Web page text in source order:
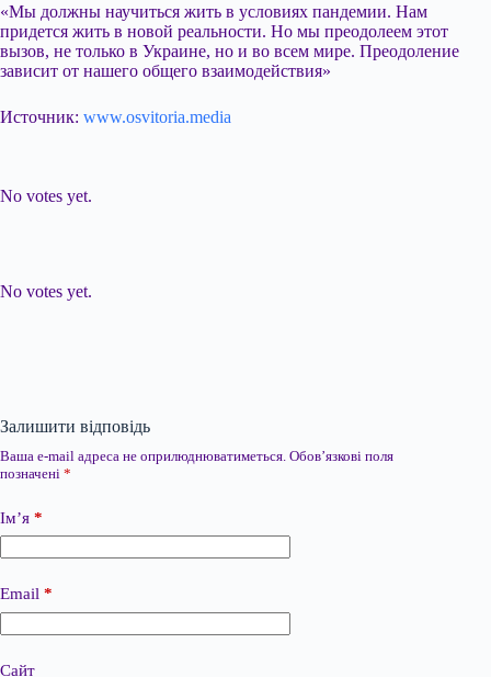
«Мы должны научиться жить в условиях пандемии. Нам
придется жить в новой реальности. Но мы преодолеем этот
вызов, не только в Украине, но и во всем мире. Преодоление
зависит от нашего общего взаимодействия»
Источник: www.osvitoria.media
No votes yet.
No votes yet.
Залишити відповідь
Ваша e-mail адреса не оприлюднюватиметься. Обов’язкові поля
позначені *
Ім’я *
Email *
Сайт